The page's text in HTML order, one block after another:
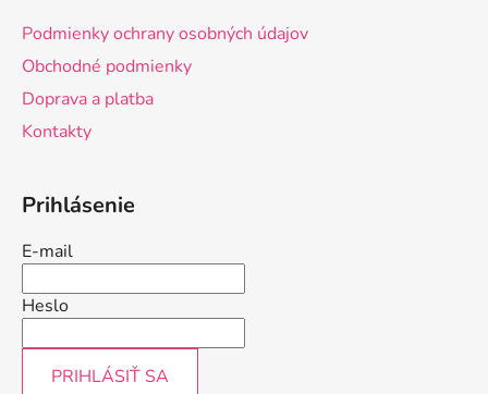
Podmienky ochrany osobných údajov
Obchodné podmienky
Doprava a platba
Kontakty
Prihlásenie
E-mail
Heslo
PRIHLÁSIŤ SA